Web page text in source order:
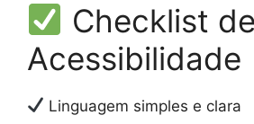
Checklist de
Acessibilidade
Linguagem simples e clara